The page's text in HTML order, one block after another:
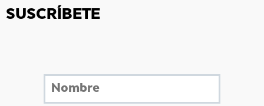
SUSCRÍBETE